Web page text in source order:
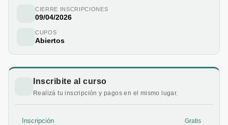
CIERRE INSCRIPCIONES
09/04/2026
CUPOS
Abiertos
Inscribite al curso
Realizá tu inscripción y pagos en el mismo lugar.
Inscripción Gratis